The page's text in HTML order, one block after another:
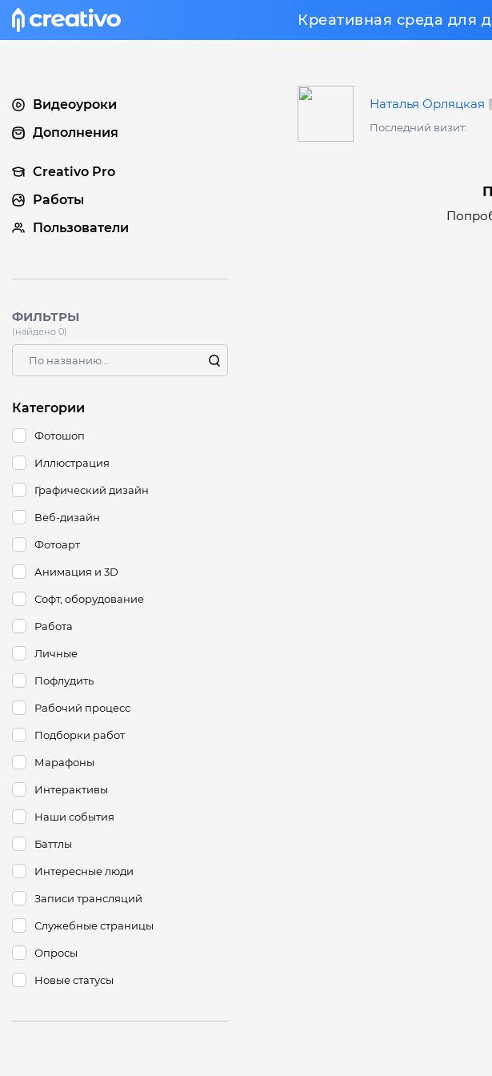
Креативная среда для
Наталья Орляцкая
Последний визит:
Видеоуроки
Дополнения
Creativo Pro
Работы
Пользователи
ФИЛЬТРЫ
(найдено 0)
Категории
Фотошоп
Иллюстрация
Графический дизайн
Веб-дизайн
Фотоарт
Анимация и 3D
Софт, оборудование
Работа
Личные
Пофлудить
Рабочий процесс
Подборки работ
Марафоны
Интерактивы
Наши события
Баттлы
Интересные люди
Записи трансляций
Служебные страницы
Опросы
Новые статусы